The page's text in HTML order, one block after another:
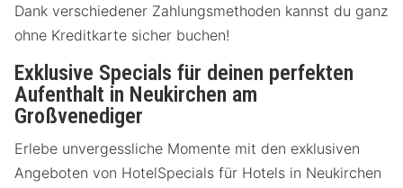
Dank verschiedener Zahlungsmethoden kannst du ganz
ohne Kreditkarte sicher buchen!
Exklusive Specials für deinen perfekten
Aufenthalt in Neukirchen am
Großvenediger
Erlebe unvergessliche Momente mit den exklusiven
Angeboten von HotelSpecials für Hotels in Neukirchen